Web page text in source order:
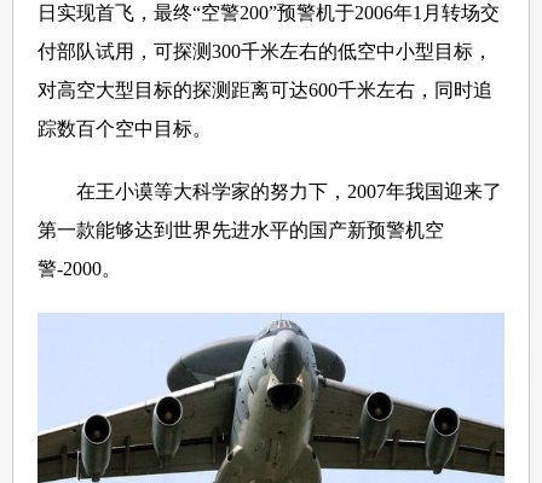
日实现首飞，最终“空警200”预警机于2006年1月转场交
付部队试用，可探测300千米左右的低空中小型目标，
对高空大型目标的探测距离可达600千米左右，同时追
踪数百个空中目标。
在王小谟等大科学家的努力下，2007年我国迎来了
第一款能够达到世界先进水平的国产新预警机空
警-2000。